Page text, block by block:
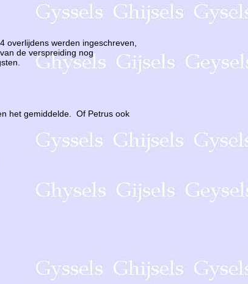
overlijdens werden ingeschreven,
de verspreiding nog
het gemiddelde. Of Petrus ook